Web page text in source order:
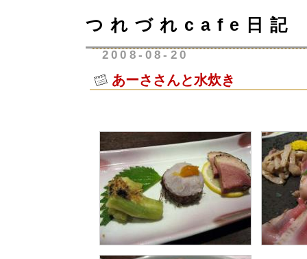
つれづれcafe日記
2008-08-20
あーささんと水炊き